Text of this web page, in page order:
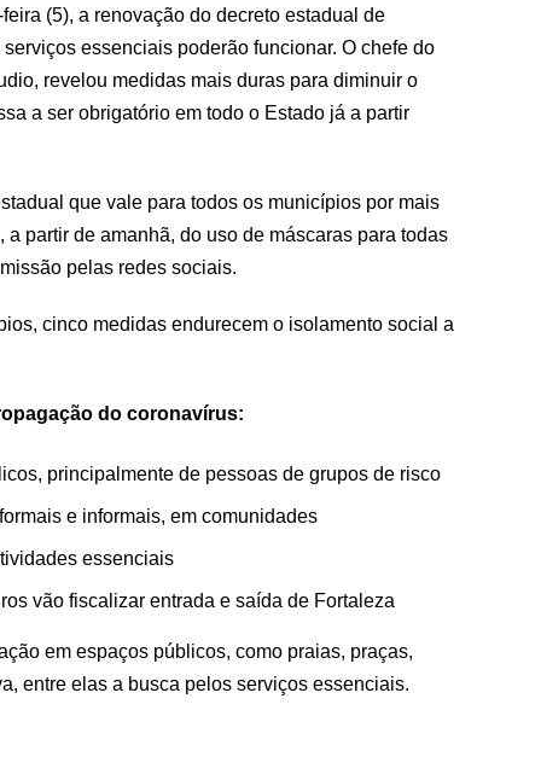
(5), a renovação do decreto estadual de
essenciais poderão funcionar. O chefe do
revelou medidas mais duras para diminuir o
a ser obrigatório em todo o Estado já a partir
que vale para todos os municípios por mais
partir de amanhã, do uso de máscaras para todas
pelas redes sociais.
cinco medidas endurecem o isolamento social a
do coronavírus:
principalmente de pessoas de grupos de risco
e informais, em comunidades
essenciais
vão fiscalizar entrada e saída de Fortaleza
em espaços públicos, como praias, praças,
entre elas a busca pelos serviços essenciais.